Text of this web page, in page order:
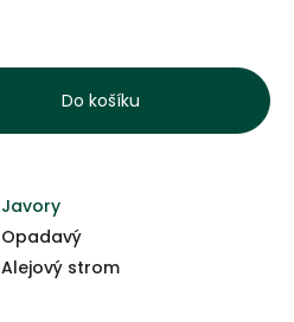
Do košíku
Javory
Opadavý
Alejový strom